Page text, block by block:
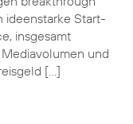
ideenstarke Start-
insgesamt
und
[…]